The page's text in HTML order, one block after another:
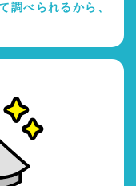
調べられるから、